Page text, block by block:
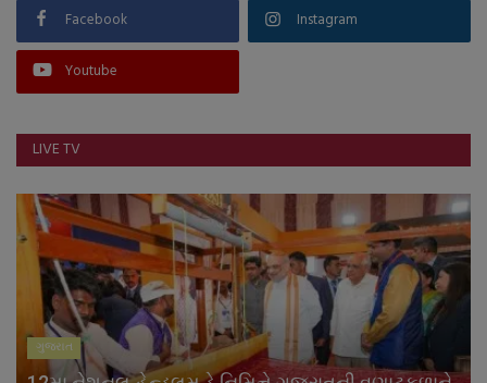
Facebook Instagram
Youtube
LIVE TV
ગુજરાત